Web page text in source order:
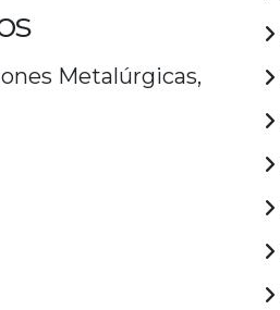
Metalúrgicas,